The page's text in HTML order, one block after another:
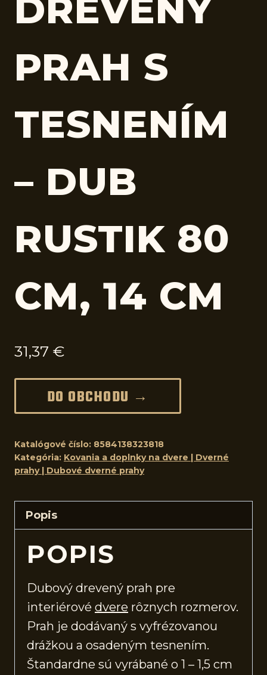
DREVENÝ
PRAH S
TESNENÍM
– DUB
RUSTIK 80
CM, 14 CM
31,37 €
DO OBCHODU →
Katalógové číslo: 8584138323818
Kategória: Kovania a doplnky na dvere | Dverné
prahy | Dubové dverné prahy
Popis
POPIS
Dubový drevený prah pre
interiérové dvere rôznych rozmerov.
Prah je dodávaný s vyfrézovanou
drážkou a osadeným tesnením.
Štandardne sú vyrábané o 1 – 1,5 cm